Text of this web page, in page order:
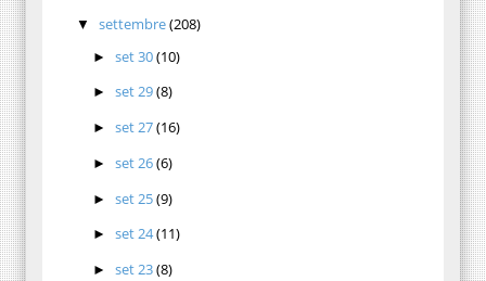
▼ settembre(208)
►set 30(10)
►set 29(8)
►set 27(16)
►set 26(6)
►set 25(9)
►set 24(11)
►set 23(8)